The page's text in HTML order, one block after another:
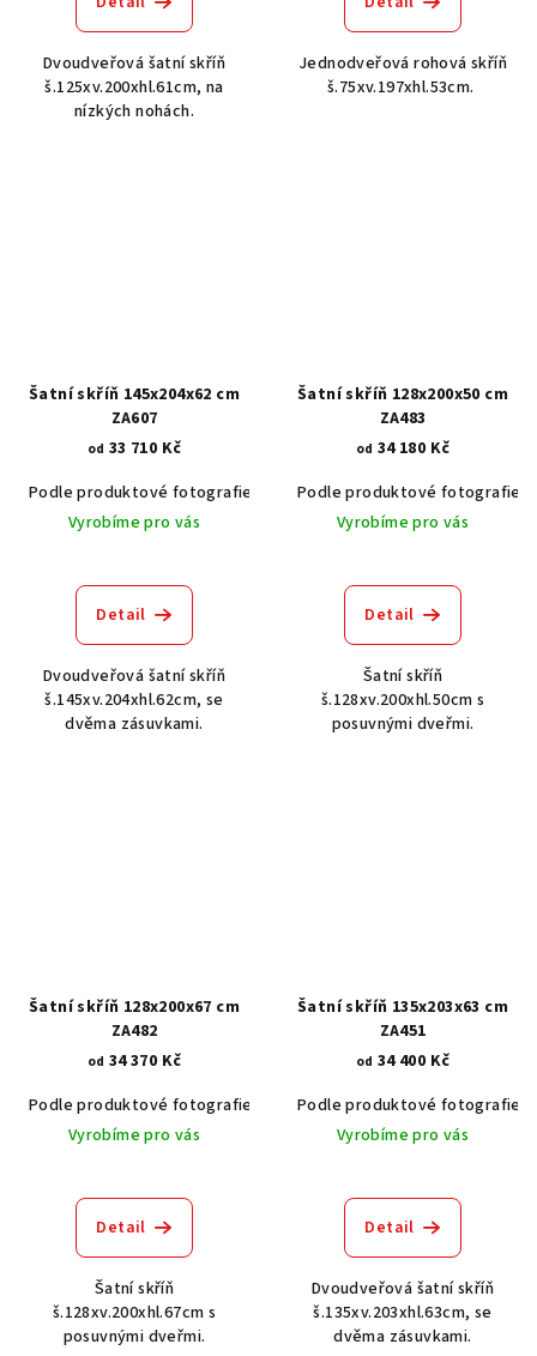
Dvoudveřová šatní skříň
š.125xv.200xhl.61cm, na
nízkých nohách.
Jednodveřová rohová skříň
š.75xv.197xhl.53cm.
Šatní skříň 145x204x62 cm
ZA607
od 33 710 Kč
Podle produktové fotografie
Akát vintage BT1551
Dub světlý
Vyrobíme pro vás
Detail
Dvoudveřová šatní skříň
š.145xv.204xhl.62cm, se
dvěma zásuvkami.
Šatní skříň 128x200x50 cm
ZA483
od 34 180 Kč
Podle produktové fotografie
Vyrobíme pro vás
Detail
Šatní skříň
š.128xv.200xhl.50cm s
posuvnými dveřmi.
Šatní skříň 128x200x67 cm
ZA482
od 34 370 Kč
Podle produktové fotografie
Akát vintage BT1551
Dub světlý
Vyrobíme pro vás
Detail
Šatní skříň
š.128xv.200xhl.67cm s
posuvnými dveřmi.
Šatní skříň 135x203x63 cm
ZA451
od 34 400 Kč
Podle produktové fotografie
Vyrobíme pro vás
Detail
Dvoudveřová šatní skříň
š.135xv.203xhl.63cm, se
dvěma zásuvkami.